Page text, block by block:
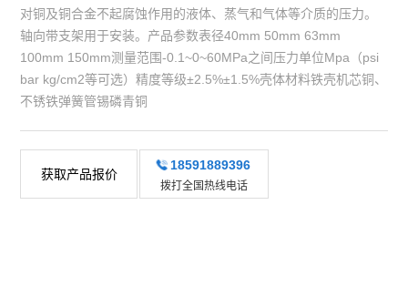
对铜及铜合金不起腐蚀作用的液体、蒸气和气体等介质的压力。
轴向带支架用于安装。产品参数表径40mm 50mm 63mm
100mm 150mm测量范围-0.1~0~60MPa之间压力单位Mpa（psi
bar kg/cm2等可选）精度等级±2.5%±1.5%壳体材料铁壳机芯铜、
不锈铁弹簧管锡磷青铜
获取产品报价
18591889396
拨打全国热线电话